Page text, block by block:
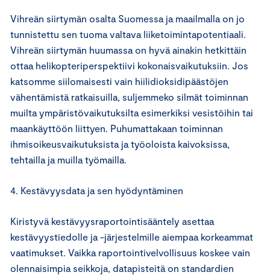
Vihreän siirtymän osalta Suomessa ja maailmalla on jo
tunnistettu sen tuoma valtava liiketoimintapotentiaali.
Vihreän siirtymän huumassa on hyvä ainakin hetkittäin
ottaa helikopteriperspektiivi kokonaisvaikutuksiin. Jos
katsomme siilomaisesti vain hiilidioksidipäästöjen
vähentämistä ratkaisuilla, suljemmeko silmät toiminnan
muilta ympäristövaikutuksilta esimerkiksi vesistöihin tai
maankäyttöön liittyen. Puhumattakaan toiminnan
ihmisoikeusvaikutuksista ja työoloista kaivoksissa,
tehtailla ja muilla työmailla.
4. Kestävyysdata ja sen hyödyntäminen
Kiristyvä kestävyysraportointisääntely asettaa
kestävyystiedolle ja -järjestelmille aiempaa korkeammat
vaatimukset. Vaikka raportointivelvollisuus koskee vain
olennaisimpia seikkoja, datapisteitä on standardien